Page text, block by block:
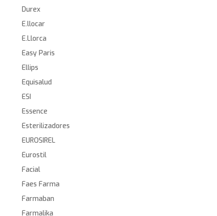
Durex
E.llocar
E.Llorca
Easy Paris
Ellips
Equisalud
ESI
Essence
Esterilizadores
EUROSIREL
Eurostil
Facial
Faes Farma
Farmaban
Farmalika